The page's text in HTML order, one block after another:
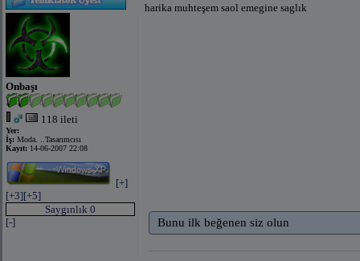
Onbaşı
118 ileti
Yer:
İş: Moda. ..Tasarımcısı
Kayıt: 14-06-2007 22:08
[+]
[+3][+5]
Saygınlık 0
[-]
harika muhteşem saol emegine saglık
Bunu ilk beğenen siz olun